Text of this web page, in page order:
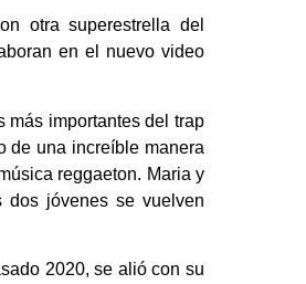
otra superestrella del
en el nuevo video
más importantes del trap
de una increíble manera
reggaeton. Maria y
dos jóvenes se vuelven
2020, se alió con su